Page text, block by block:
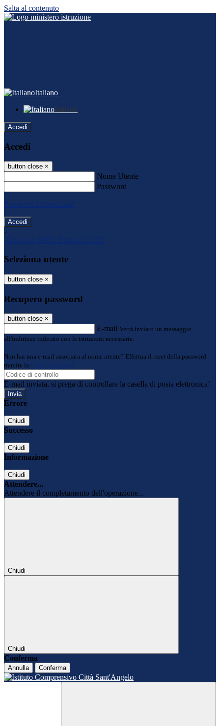
Salta al contenuto
Italiano
Italiano
Accedi
Accedi
button close ×
Nome Utente
Password
Password dimenticata?
-
Entra con SPID
Entra con CIE
Seleziona utente
button close ×
Recupero password
button close ×
E-mail Verrà inviato un messaggio
all'indirizzo indicato con le istruzioni necessarie.
Non hai una e-mail associata al nome utente? Effettua il reset della password
tramite la
Login Spaggiari
E-mail inviata, si prega di controllare la casella di posta elettronica!
Errore
Chiudi
Successo
Chiudi
Informazione
Chiudi
Attendere...
Attendere il completamento dell'operazione...
Chiudi
Chiudi
Conferma
Annulla Conferma